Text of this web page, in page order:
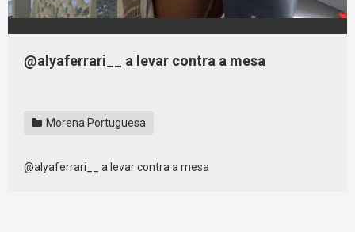
@alyaferrari__ a levar contra a mesa
Morena Portuguesa
@alyaferrari__ a levar contra a mesa